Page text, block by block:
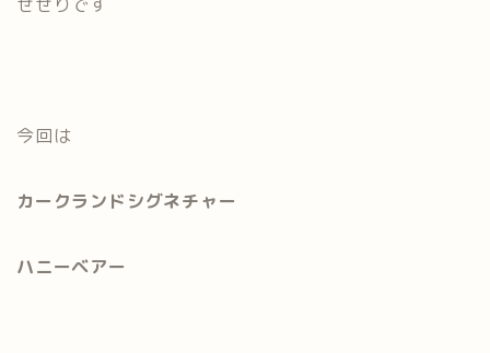
今回は
カークランドシグネチャー
ハニーベアー